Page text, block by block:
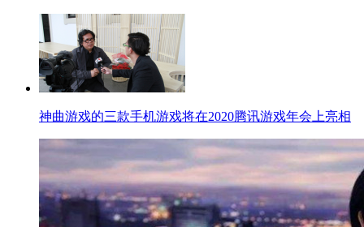
神曲游戏的三款手机游戏将在2020腾讯游戏年会上亮相